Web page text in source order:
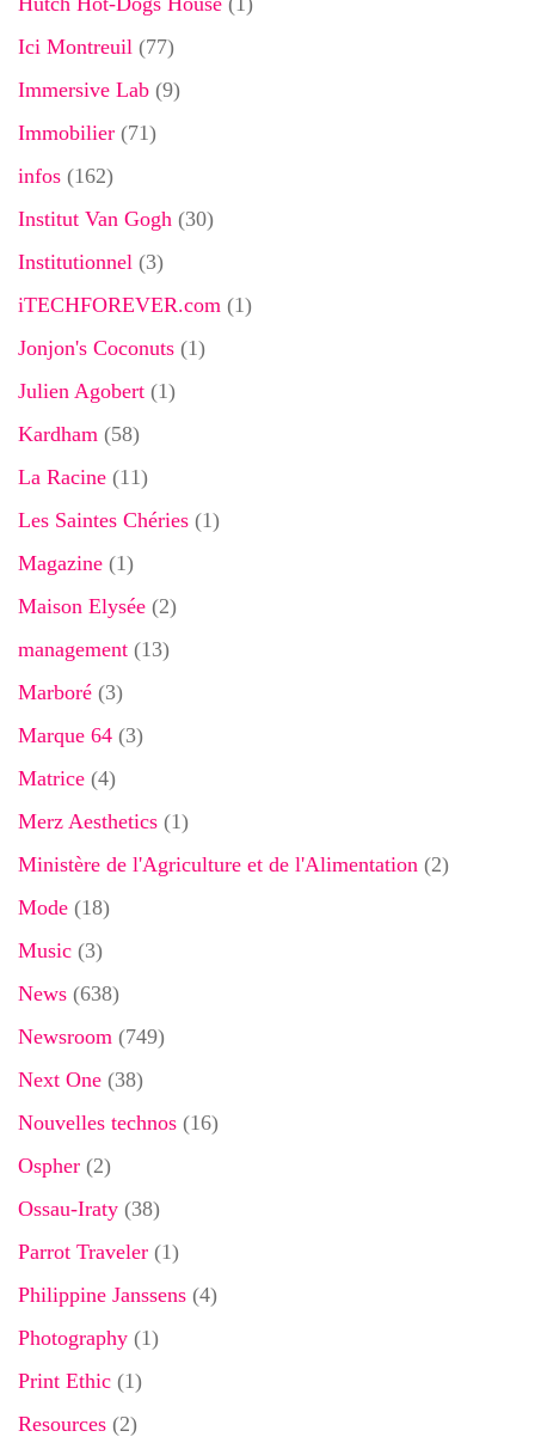
Ici Montreuil (77)
Immersive Lab (9)
Immobilier (71)
infos (162)
Institut Van Gogh (30)
Institutionnel (3)
iTECHFOREVER.com (1)
Jonjon's Coconuts (1)
Julien Agobert (1)
Kardham (58)
La Racine (11)
Les Saintes Chéries (1)
Magazine (1)
Maison Elysée (2)
management (13)
Marboré (3)
Marque 64 (3)
Matrice (4)
Merz Aesthetics (1)
Ministère de l'Agriculture et de l'Alimentation (2)
Mode (18)
Music (3)
News (638)
Newsroom (749)
Next One (38)
Nouvelles technos (16)
Ospher (2)
Ossau-Iraty (38)
Parrot Traveler (1)
Philippine Janssens (4)
Photography (1)
Print Ethic (1)
Resources (2)